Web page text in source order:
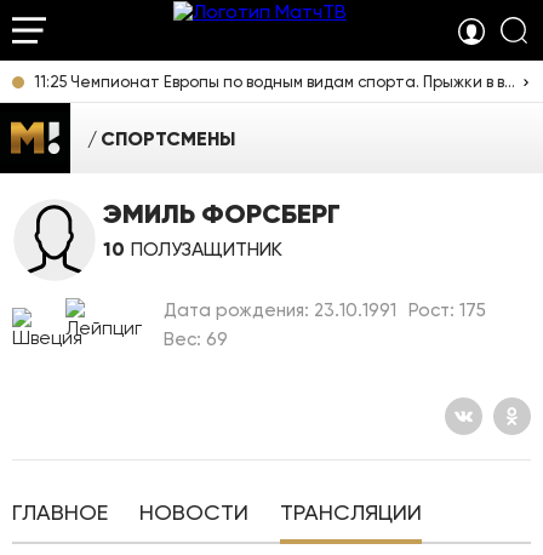
11:25 Чемпионат Европы по водным видам спорта. Прыжки в воду. Мужчины. Вышка. Прямая трансляция из Франции
СПОРТСМЕНЫ
ЭМИЛЬ ФОРСБЕРГ
10 ПОЛУЗАЩИТНИК
Дата рождения: 23.10.1991
Рост: 175
Вес: 69
ГЛАВНОЕ НОВОСТИ ТРАНСЛЯЦИИ